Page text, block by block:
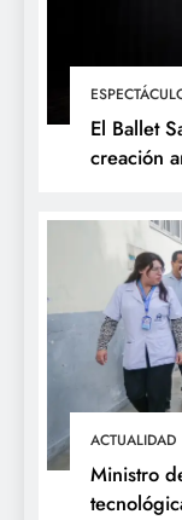
El Ballet
creación
ACTUALIDAD
Ministro